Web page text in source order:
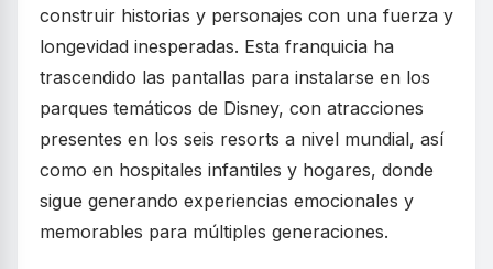
construir historias y personajes con una fuerza y
longevidad inesperadas. Esta franquicia ha
trascendido las pantallas para instalarse en los
parques temáticos de Disney, con atracciones
presentes en los seis resorts a nivel mundial, así
como en hospitales infantiles y hogares, donde
sigue generando experiencias emocionales y
memorables para múltiples generaciones.